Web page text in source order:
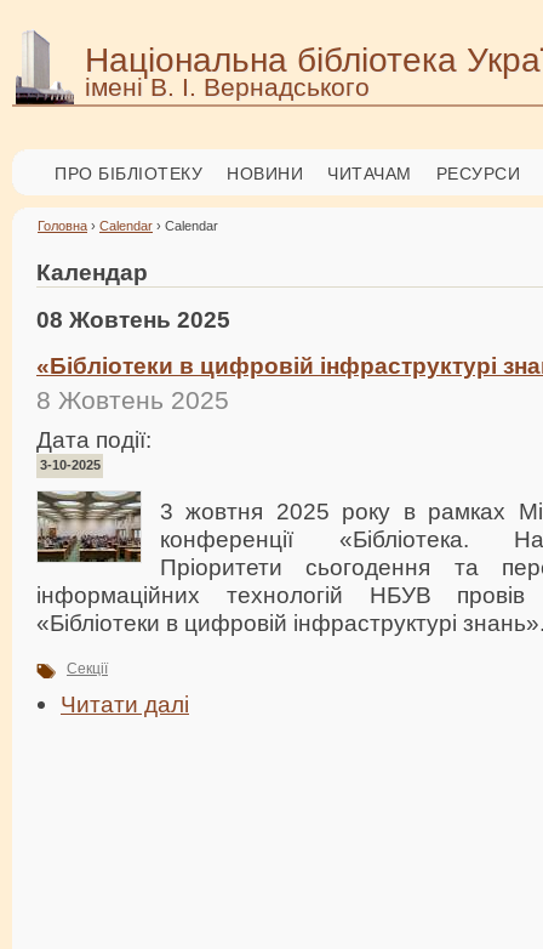
Національна бібліотека
імені В. І. Вернадського
ПРО БІБЛІОТЕКУ НОВИНИ ЧИТАЧАМ РЕСУРСИ
Головна › Calendar › Calendar
Календар
08 Жовтень 2025
«Бібліотеки в цифровій інфраструктурі
8 Жовтень 2025
Дата події:
3-10-2025
3 жовтня 2025 року в рамках
конференції «Бібліотека.
Пріоритети сьогодення та
інформаційних технологій НБУВ
«Бібліотеки в цифровій інфраструктурі
Секції
Читати далі